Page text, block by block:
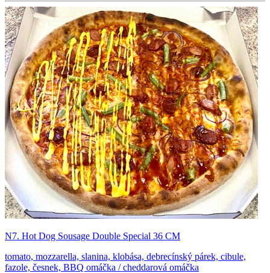
N7. Hot Dog Sousage Double Special 36 CM
tomato, mozzarella, slanina, klobása, debrecínský párek, cibule,
fazole, česnek, BBQ omáčka / cheddarová omáčka